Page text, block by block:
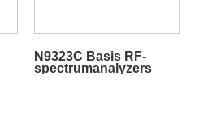
N9323C Basis RF-
spectrumanalyzers